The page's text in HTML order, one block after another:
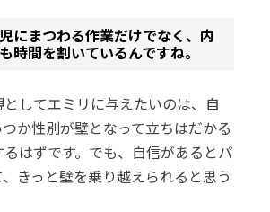
まつわる作業だけでなく、内
時間を割いているんですね。
としてエミリに与えたいのは、自
か性別が壁となって立ちはだかる
はずです。でも、自信があるとパ
きっと壁を乗り越えられると思う